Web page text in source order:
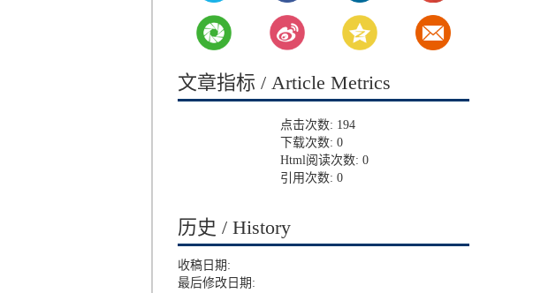
文章指标 / Article Metrics
点击次数: 194
下载次数: 0
Html阅读次数: 0
引用次数: 0
历史 / History
收稿日期:
最后修改日期: